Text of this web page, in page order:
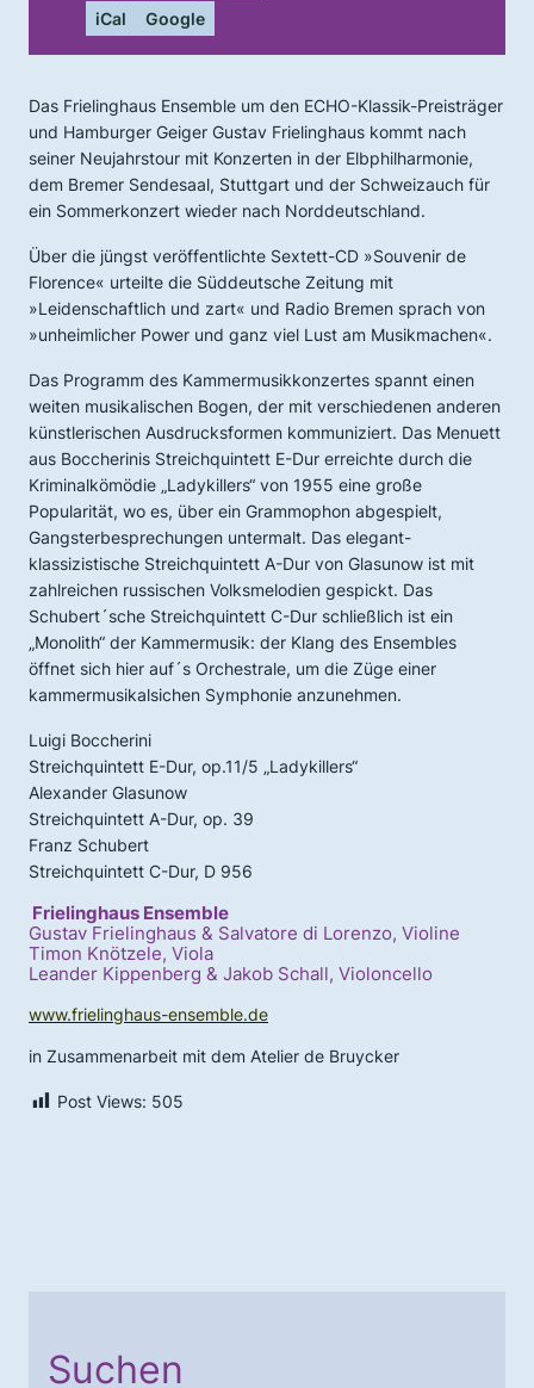
iCal Google
Das Frielinghaus Ensemble um den ECHO-Klassik-Preisträger
und Hamburger Geiger Gustav Frielinghaus kommt nach
seiner Neujahrstour mit Konzerten in der Elbphilharmonie,
dem Bremer Sendesaal, Stuttgart und der Schweizauch für
ein Sommerkonzert wieder nach Norddeutschland.
Über die jüngst veröffentlichte Sextett-CD »Souvenir de
Florence« urteilte die Süddeutsche Zeitung mit
»Leidenschaftlich und zart« und Radio Bremen sprach von
»unheimlicher Power und ganz viel Lust am Musikmachen«.
Das Programm des Kammermusikkonzertes spannt einen
weiten musikalischen Bogen, der mit verschiedenen anderen
künstlerischen Ausdrucksformen kommuniziert. Das Menuett
aus Boccherinis Streichquintett E-Dur erreichte durch die
Kriminalkömödie „Ladykillers“ von 1955 eine große
Popularität, wo es, über ein Grammophon abgespielt,
Gangsterbesprechungen untermalt. Das elegant-
klassizistische Streichquintett A-Dur von Glasunow ist mit
zahlreichen russischen Volksmelodien gespickt. Das
Schubert´sche Streichquintett C-Dur schließlich ist ein
„Monolith“ der Kammermusik: der Klang des Ensembles
öffnet sich hier auf´s Orchestrale, um die Züge einer
kammermusikalsichen Symphonie anzunehmen.
Luigi Boccherini
Streichquintett E-Dur, op.11/5 „Ladykillers“
Alexander Glasunow
Streichquintett A-Dur, op. 39
Franz Schubert
Streichquintett C-Dur, D 956
Frielinghaus Ensemble
Gustav Frielinghaus & Salvatore di Lorenzo, Violine
Timon Knötzele, Viola
Leander Kippenberg & Jakob Schall, Violoncello
www.frielinghaus-ensemble.de
in Zusammenarbeit mit dem Atelier de Bruycker
Post Views: 505
Suchen